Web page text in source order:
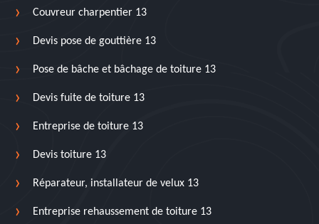
Couvreur charpentier 13
Devis pose de gouttière 13
Pose de bâche et bâchage de toiture 13
Devis fuite de toiture 13
Entreprise de toiture 13
Devis toiture 13
Réparateur, installateur de velux 13
Entreprise rehaussement de toiture 13